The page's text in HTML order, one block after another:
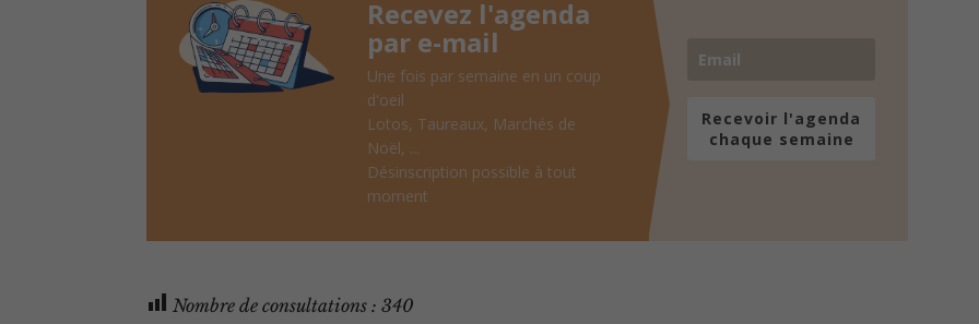
Recevez l'agenda
par e-mail
Une fois par semaine en un coup
d'oeil
Lotos, Taureaux, Marchés de
Noël, ...
Désinscription possible à tout
moment
Recevoir l'agenda
chaque semaine
Nombre de consultations : 340